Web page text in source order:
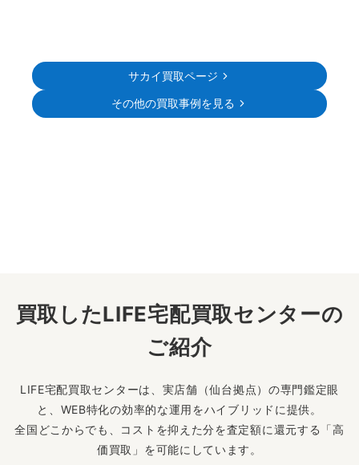
サカイ買取ページ
その他の買取事例を見る
買取したLIFE宅配買取センターの
ご紹介
LIFE宅配買取センターは、実店舗（仙台拠点）の専門鑑定眼
と、WEB特化の効率的な運用をハイブリッドに提供。
全国どこからでも、コストを抑えた分を査定額に還元する「高
価買取」を可能にしています。